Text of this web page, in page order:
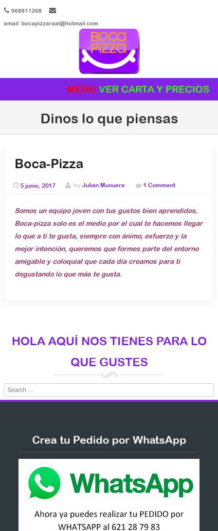
968811268
email: bocapizzaraal@hotmail.com
MENU
Dinos lo que piensas
Boca-Pizza
5 junio, 2017 by Julian Munuera 1 Comment
Somos un equipo joven con tus gustos bien aprendidos,
Boca-pizza solo es el medio por el cual te hacemos llegar
lo que a ti te gusta, siempre con ánimo, esfuerzo y la
mejor intención, queremos que formes parte del entorno
amigable y coloquial que cada día creamos para ti
degustando lo que más te gusta.
HOLA AQUÍ NOS TIENES PARA LO
QUE GUSTES
Search
Crea tu Pedido por WhatsApp